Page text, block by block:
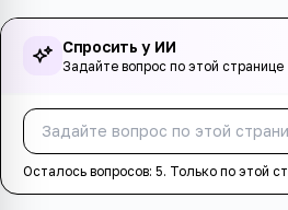
Спросить у ИИ
Задайте вопрос по этой странице
Осталось вопросов: 5. Только по этой